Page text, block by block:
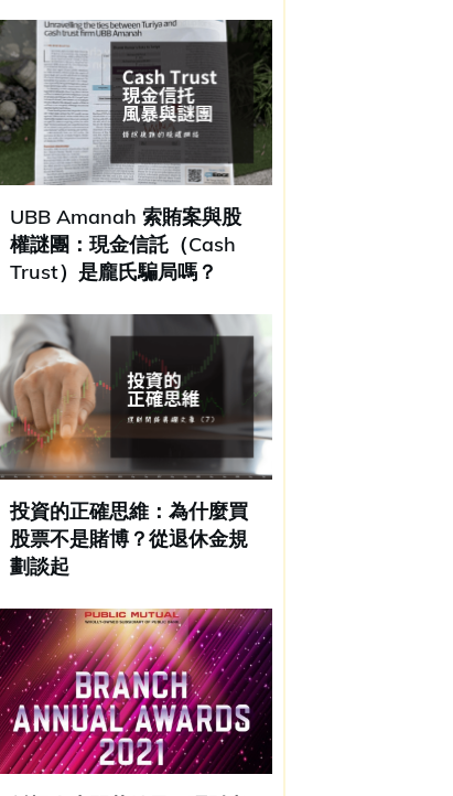
UBB Amanah 索賄案與股
權謎團：現金信託（Cash
Trust）是龐氏騙局嗎？
投資的正確思維：為什麼買
股票不是賭博？從退休金規
劃談起